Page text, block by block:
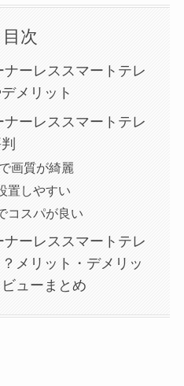
目次
ーレススマートテレ
メリット
ーレススマートテレ
画質が綺麗
置しやすい
コスパが良い
ーレススマートテレ
メリット・デメリッ
ューまとめ